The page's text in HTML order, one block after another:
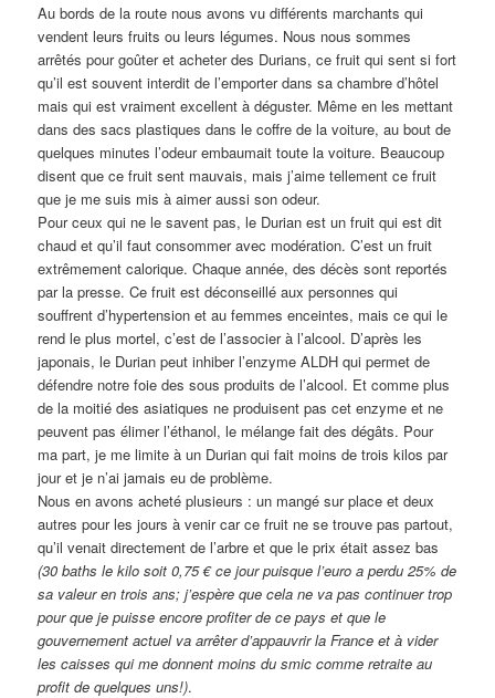
Au bords de la route nous avons vu différents marchants qui
vendent leurs fruits ou leurs légumes. Nous nous sommes
arrêtés pour goûter et acheter des Durians, ce fruit qui sent si fort
qu’il est souvent interdit de l’emporter dans sa chambre d’hôtel
mais qui est vraiment excellent à déguster. Même en les mettant
dans des sacs plastiques dans le coffre de la voiture, au bout de
quelques minutes l’odeur embaumait toute la voiture. Beaucoup
disent que ce fruit sent mauvais, mais j’aime tellement ce fruit
que je me suis mis à aimer aussi son odeur.
Pour ceux qui ne le savent pas, le Durian est un fruit qui est dit
chaud et qu’il faut consommer avec modération. C’est un fruit
extrêmement calorique. Chaque année, des décès sont reportés
par la presse. Ce fruit est déconseillé aux personnes qui
souffrent d’hypertension et au femmes enceintes, mais ce qui le
rend le plus mortel, c’est de l’associer à l’alcool. D’après les
japonais, le Durian peut inhiber l’enzyme ALDH qui permet de
défendre notre foie des sous produits de l’alcool. Et comme plus
de la moitié des asiatiques ne produisent pas cet enzyme et ne
peuvent pas élimer l’éthanol, le mélange fait des dégâts. Pour
ma part, je me limite à un Durian qui fait moins de trois kilos par
jour et je n’ai jamais eu de problème.
Nous en avons acheté plusieurs : un mangé sur place et deux
autres pour les jours à venir car ce fruit ne se trouve pas partout,
qu’il venait directement de l’arbre et que le prix était assez bas
(30 baths le kilo soit 0,75 € ce jour puisque l’euro a perdu 25% de
sa valeur en trois ans; j’espère que cela ne va pas continuer trop
pour que je puisse encore profiter de ce pays et que le
gouvernement actuel va arrêter d’appauvrir la France et à vider
les caisses qui me donnent moins du smic comme retraite au
profit de quelques uns!).